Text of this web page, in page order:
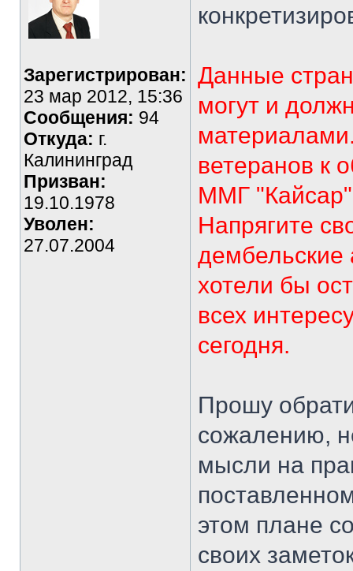
Зарегистрирован:
23 мар 2012, 15:36
Сообщения: 94
Откуда: г.
Калининград
Призван:
19.10.1978
Уволен:
27.07.2004
Данные
могут и
ветеранов к
ММГ
Напрягите
хотели бы
всех
сегодня.
Прошу
сожалению,
мысли на
этом плане
своих